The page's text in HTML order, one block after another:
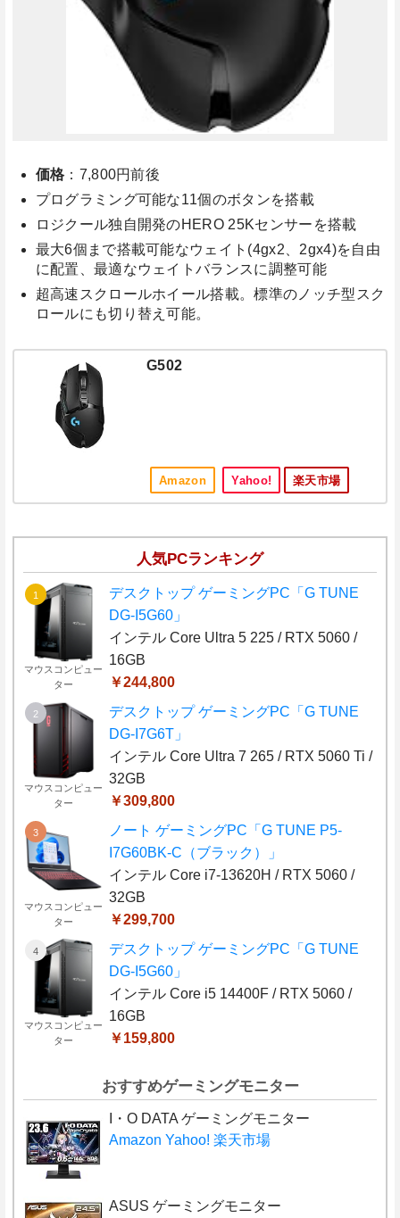
価格 ：7,800円前後
プログラミング可能な11個のボタンを搭載
ロジクール独自開発のHERO 25Kセンサーを搭載
最大6個まで搭載可能なウェイト(4gx2、2gx4)を自由
に配置、最適なウェイトバランスに調整可能
超高速スクロールホイール搭載。標準のノッチ型スク
ロールにも切り替え可能。
G502
Amazon Yahoo! 楽天市場
人気PCランキング
マウスコンピュー
ター
デスクトップ ゲーミングPC「G TUNE
DG-I5G60」
インテル Core Ultra 5 225 / RTX 5060 /
16GB
￥244,800
マウスコンピュー
ター
デスクトップ ゲーミングPC「G TUNE
DG-I7G6T」
インテル Core Ultra 7 265 / RTX 5060 Ti /
32GB
￥309,800
マウスコンピュー
ター
ノート ゲーミングPC「G TUNE P5-
I7G60BK-C（ブラック）」
インテル Core i7-13620H / RTX 5060 /
32GB
￥299,700
マウスコンピュー
ター
デスクトップ ゲーミングPC「G TUNE
DG-I5G60」
インテル Core i5 14400F / RTX 5060 /
16GB
￥159,800
おすすめゲーミングモニター
I・O DATA ゲーミングモニター
Amazon Yahoo! 楽天市場
ASUS ゲーミングモニター